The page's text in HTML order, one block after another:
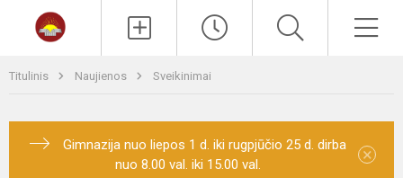
Titulinis Naujienos Sveikinimai
Gimnazija nuo liepos 1 d. iki rugpjūčio 25 d. dirba
nuo 8.00 val. iki 15.00 val.
×